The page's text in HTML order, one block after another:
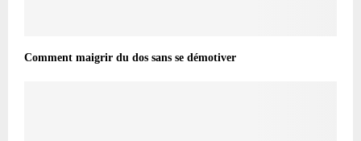
Comment maigrir du dos sans se démotiver